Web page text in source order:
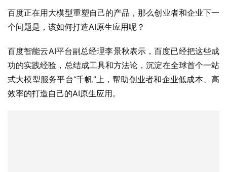
百度正在用大模型重塑自己的产品，那么创业者和企业下一
个问题是，该如何打造AI原生应用呢？
百度智能云AI平台副总经理李景秋表示，百度已经把这些成
功的实践经验，总结成工具和方法论，沉淀在全球首个一站
式大模型服务平台“千帆”上，帮助创业者和企业低成本、高
效率的打造自己的AI原生应用。